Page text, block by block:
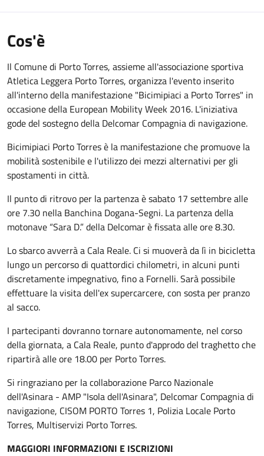
Cos'è
Il Comune di Porto Torres, assieme all'associazione sportiva
Atletica Leggera Porto Torres, organizza l'evento inserito
all'interno della manifestazione "Bicimipiaci a Porto Torres" in
occasione della European Mobility Week 2016. L'iniziativa
gode del sostegno della Delcomar Compagnia di navigazione.
Bicimipiaci Porto Torres è la manifestazione che promuove la
mobilità sostenibile e l'utilizzo dei mezzi alternativi per gli
spostamenti in città.
Il punto di ritrovo per la partenza è sabato 17 settembre alle
ore 7.30 nella Banchina Dogana-Segni. La partenza della
motonave “Sara D.” della Delcomar è fissata alle ore 8.30.
Lo sbarco avverrà a Cala Reale. Ci si muoverà da lì in bicicletta
lungo un percorso di quattordici chilometri, in alcuni punti
discretamente impegnativo, fino a Fornelli. Sarà possibile
effettuare la visita dell'ex supercarcere, con sosta per pranzo
al sacco.
I partecipanti dovranno tornare autonomamente, nel corso
della giornata, a Cala Reale, punto d'approdo del traghetto che
ripartirà alle ore 18.00 per Porto Torres.
Si ringraziano per la collaborazione Parco Nazionale
dell'Asinara - AMP "Isola dell'Asinara", Delcomar Compagnia di
navigazione, CISOM PORTO Torres 1, Polizia Locale Porto
Torres, Multiservizi Porto Torres.
MAGGIORI INFORMAZIONI E ISCRIZIONI